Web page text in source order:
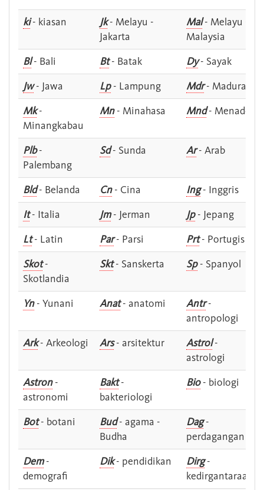
ki- kiasan Jk- Melayu -
Jakarta
Mal- Melayu -
Malaysia
Bl- Bali Bt- Batak Dy- Sayak
Jw- Jawa Lp- Lampung Mdr- Madura
Mk-
Minangkabau
Mn- Minahasa Mnd- Menado
Plb-
Palembang
Sd- Sunda Ar- Arab
Bld- Belanda Cn- Cina Ing- Inggris
It- Italia Jm- Jerman Jp- Jepang
Lt- Latin Par- Parsi Prt- Portugis
Skot-
Skotlandia
Skt- Sanskerta Sp- Spanyol
Yn- Yunani Anat- anatomi Antr-
antropologi
Ark- Arkeologi Ars- arsitektur Astrol-
astrologi
Astron-
astronomi
Bakt-
bakteriologi
Bio- biologi
Bot- botani Bud- agama -
Budha
Dag-
perdagangan
Dem-
demografi
Dik- pendidikan Dirg-
kedirgantaraan